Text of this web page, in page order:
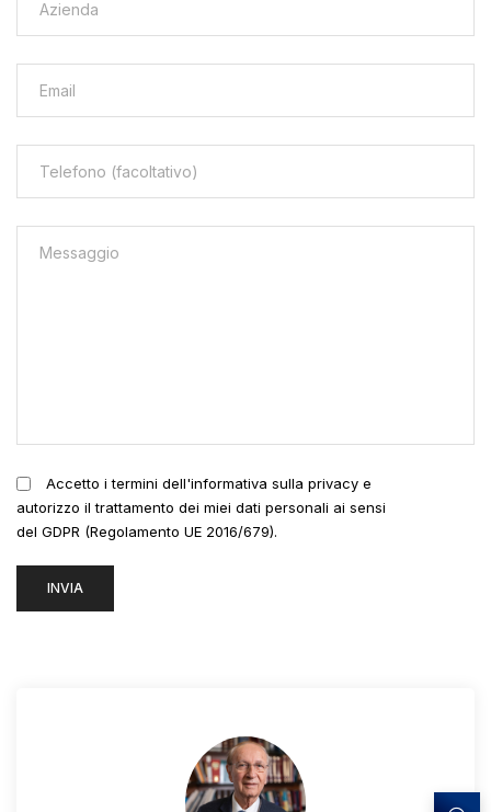
Accetto i termini dell'informativa sulla privacy e
autorizzo il trattamento dei miei dati personali ai sensi
del GDPR (Regolamento UE 2016/679).